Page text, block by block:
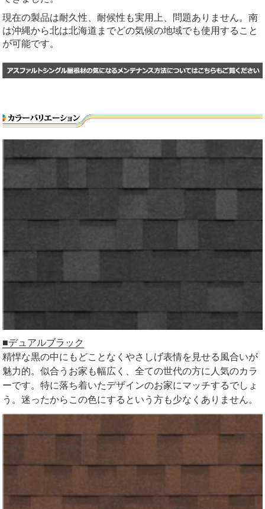
現在の製品は耐久性、耐候性も実用上、問題ありません。南
は沖縄から北は北海道までどの気候の地域でも使用すること
が可能です。
■デュアルブラック
精悍な黒の中にもどことなくやさしげ表情を見せる風合いが
魅力的。似合うお家も幅広く、全ての世代の方に人気のカラ
ーです。特に落ち着いたデザインのお家にマッチするでしょ
う。迷ったからこの色にするという方も少なくありません。